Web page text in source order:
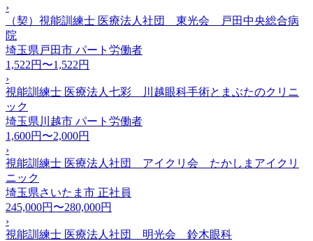
›
（契）視能訓練士 医療法人社団 東光会 戸田中央総合病
院
埼玉県戸田市 パート労働者
1,522円〜1,522円
›
視能訓練士 医療法人七彩 川越眼科手術とまぶたのクリニ
ック
埼玉県川越市 パート労働者
1,600円〜2,000円
›
視能訓練士 医療法人社団 アイクリ会 たかしまアイクリ
ニック
埼玉県さいたま市 正社員
245,000円〜280,000円
›
視能訓練士 医療法人社団 明光会 鈴木眼科